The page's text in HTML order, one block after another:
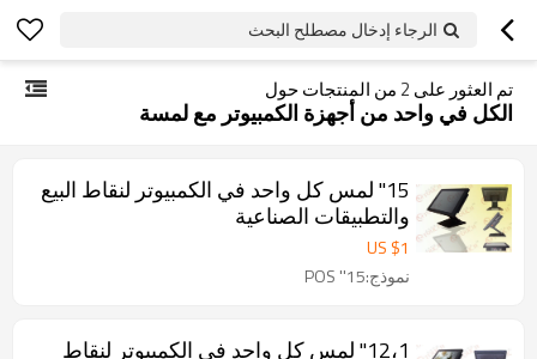
الرجاء إدخال مصطلح البحث
تم العثور على 2 من المنتجات حول
الكل في واحد من أجهزة الكمبيوتر مع لمسة
15'' لمس كل واحد في الكمبيوتر لنقاط البيع
والتطبيقات الصناعية
US $1
نموذج:15'' POS
12،1'' لمس كل واحد في الكمبيوتر لنقاط